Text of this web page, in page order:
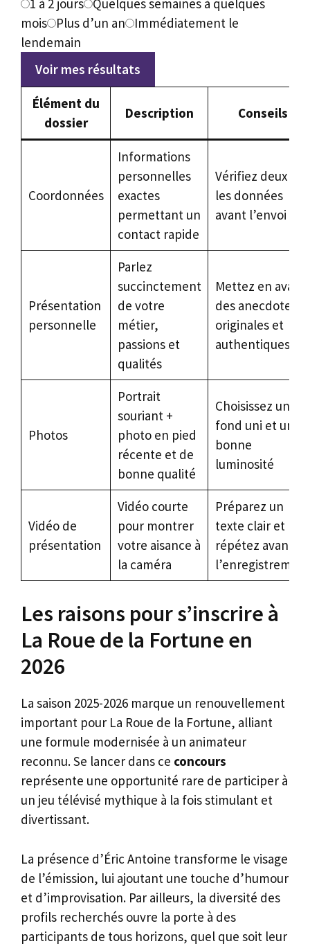
1 à 2 jours Quelques semaines à quelques
mois
Plus d’un an
Immédiatement le
lendemain
Voir mes résultats
Élément du
dossier
Description Conseils
Coordonnées
Informations
personnelles
exactes
permettant un
contact rapide
Vérifiez deux fois
les données
avant l’envoi
Présentation
personnelle
Parlez
succinctement
de votre
métier,
passions et
qualités
Mettez en avant
des anecdotes
originales et
authentiques
Photos
Portrait
souriant +
photo en pied
récente et de
bonne qualité
Choisissez un
fond uni et une
bonne
luminosité
Vidéo de
présentation
Vidéo courte
pour montrer
votre aisance à
la caméra
Préparez un
texte clair et
répétez avant
l’enregistrement
Les raisons pour s’inscrire à
La Roue de la Fortune en
2026
La saison 2025-2026 marque un renouvellement
important pour La Roue de la Fortune, alliant
une formule modernisée à un animateur
reconnu. Se lancer dans ce concours
représente une opportunité rare de participer à
un jeu télévisé mythique à la fois stimulant et
divertissant.
La présence d’Éric Antoine transforme le visage
de l’émission, lui ajoutant une touche d’humour
et d’improvisation. Par ailleurs, la diversité des
profils recherchés ouvre la porte à des
participants de tous horizons, quel que soit leur